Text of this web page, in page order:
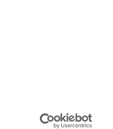
© Chambre de commerce